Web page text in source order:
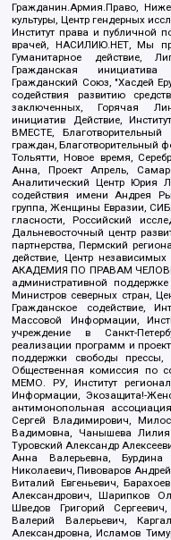
Гражданин.Армия.Право,
культуры, Центр гендерных
Институт права и публичной
врачей, НАСИЛИЮ.НЕТ, Мы
Гуманитарное действие,
Гражданская инициатива
Гражданский Союз, "Хасдей
содействия развитию
заключенных, Горячая
инициатив Действие,
ВМЕСТЕ,
граждан,
Тольятти, Новое время,
Анна, Проект Апрель,
Аналитический Центр Юрия
содействия имени Андрея
группа, Женщины Евразии,
гласности, Российский
Дальневосточный центр
партнерства, Пермский
действие, Центр
АКАДЕМИЯ ПО ПРАВАМ
административной
Министров северных стран,
Гражданское содействие,
Массовой Информации,
учреждение в Санкт-
реализации программ и
поддержки свободы прессы,
Общественная комиссия по
МЕМО. РУ, Институт
Информации, Экозащита!-
антимонопольная
Сергей Владимирович,
Вадимовна, Чанышева
Туровский Александр
Анна Валерьевна,
Николаевич, Пивоваров Андрей
Виталий Евгеньевич,
Александрович, Шарипков
Шведов Григорий
Валерий Валерьевич,
Александровна, Исламов